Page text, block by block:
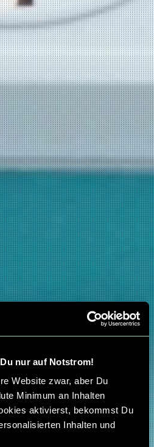
nur auf Notstrom!
Website zwar, aber Du
Minimum an Inhalten
aktivierst, bekommst Du
Inhalten und